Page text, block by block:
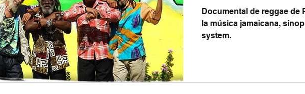
Documental de reggae de
la música jamaicana,
system.